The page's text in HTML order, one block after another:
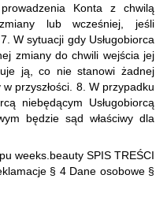
Konta z chwilą
lub wcześniej, jeśli
W sytuacji gdy Usługobiorca
zmiany do chwili wejścia jej
ją, co nie stanowi żadnej
przyszłości. 8. W przypadku
niebędącym Usługobiorcą
będzie sąd właściwy dla
weeks.beauty SPIS TREŚCI
§ 4 Dane osobowe §